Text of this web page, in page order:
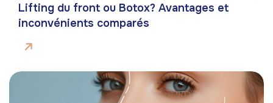
Lifting du front ou Botox? Avantages et
inconvénients comparés